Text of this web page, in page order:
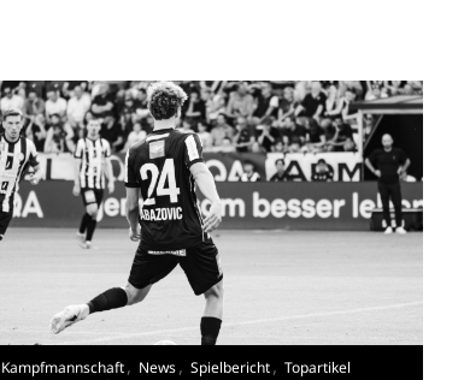
Kampfmannschaft, News, Spielbericht, Topartikel